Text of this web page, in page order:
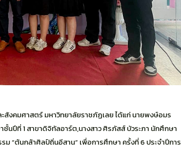
งคมศาสตร์ มหาวิทยาลัยราชภัฏเลย ได้แก่ นายพงษ์อมร
นปีที่ 1 สาขาดิจิทัลอาร์ต,นางสาว ศิรภัสส์ บัวระภา นักศึกษา
“ต้นกล้าศิลป์ถิ่นอีสาน” เพื่อการศึกษา ครั้งที่ 6 ประจำปีการ